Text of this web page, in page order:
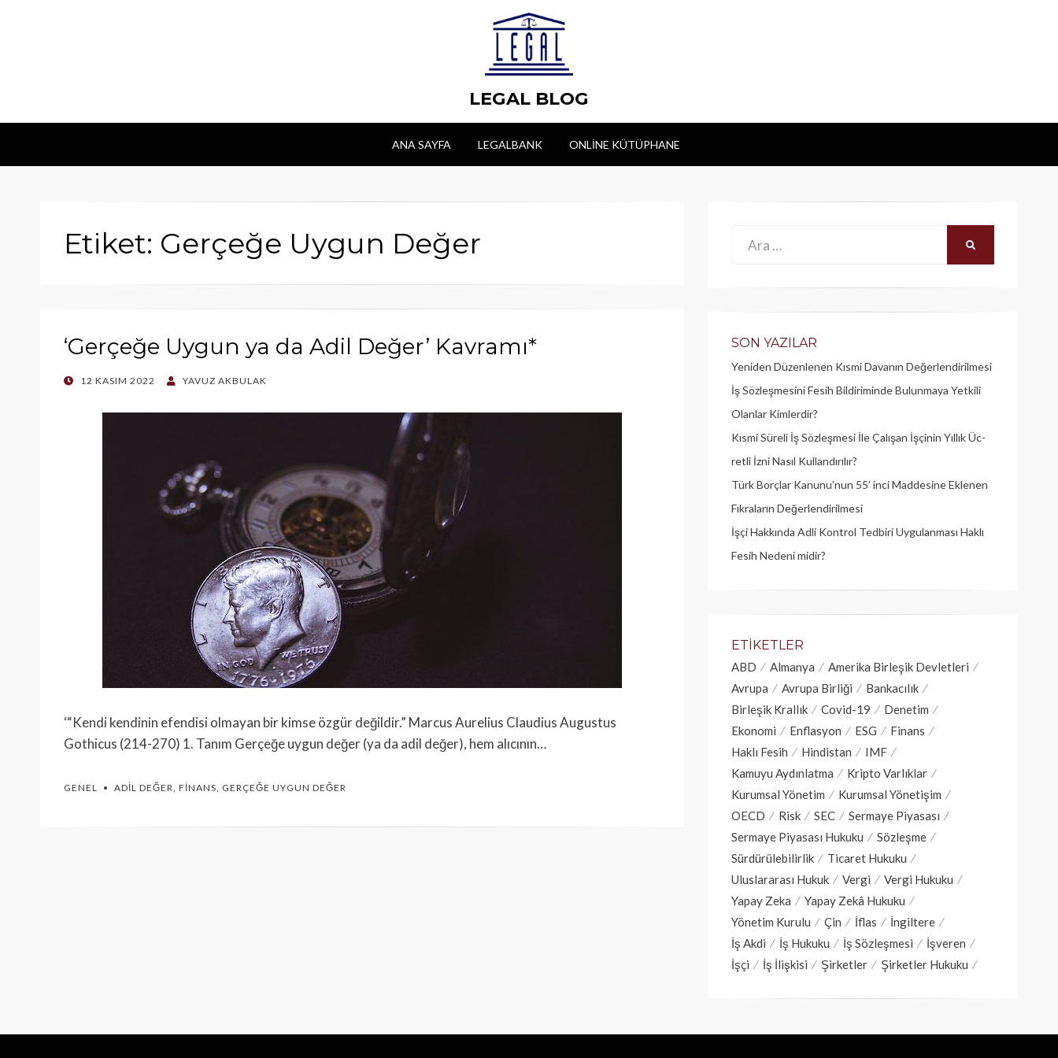
LEGAL BLOG
ANA SAYFA LEGALBANK ONLINE KÜTÜPHANE
Etiket: Gerçeğe Uygun Değer
‘Gerçeğe Uygun ya da Adil Değer’ Kavramı*
POSTED
12 KASIM 2022 YAVUZ AKBULAK
‘“Kendi kendinin efendisi olmayan bir kimse özgür değildir.” Marcus Aurelius Claudius Augustus
Gothicus (214-270) 1. Tanım Gerçeğe uygun değer (ya da adil değer), hem alıcının…
GENEL ADIL DEĞER, FINANS, GERÇEĞE UYGUN DEĞER
Ara:
SON YAZILAR
Yeniden Düzenlenen Kısmi Davanın Değerlendirilmesi
İş Sözleşmesini Fesih Bildiriminde Bulunmaya Yetkili
Olanlar Kimlerdir?
Kısmi Süreli İş Sözleşmesi İle Çalışan İşçinin Yıllık Üc­
retli İzni Nasıl Kullandırılır?
Türk Borçlar Kanunu’nun 55’ inci Maddesine Eklenen
Fıkraların Değerlendirilmesi
İşçi Hakkında Adli Kontrol Tedbiri Uygulanması Haklı
Fesih Nedeni midir?
ETIKETLER
ABD Almanya
Amerika Birleşik Devletleri
Avrupa
Avrupa Birliği
Bankacılık
Birleşik Krallık
Covid-19
Denetim
Ekonomi
Enflasyon ESG
Finans
Haklı Fesih
Hindistan
IMF
Kamuyu Aydınlatma
Kripto Varlıklar
Kurumsal Yönetim
Kurumsal Yönetişim
OECD
Risk SEC
Sermaye Piyasası
Sermaye Piyasası Hukuku
Sözleşme
Sürdürülebilirlik
Ticaret Hukuku
Uluslararası Hukuk
Vergi
Vergi Hukuku
Yapay Zeka
Yapay Zekâ Hukuku
Yönetim Kurulu
Çin İflas
İngiltere
İş Akdi
İş Hukuku İş Sözleşmesi
İşveren
İşçi
İş İlişkisi Şirketler Şirketler Hukuku